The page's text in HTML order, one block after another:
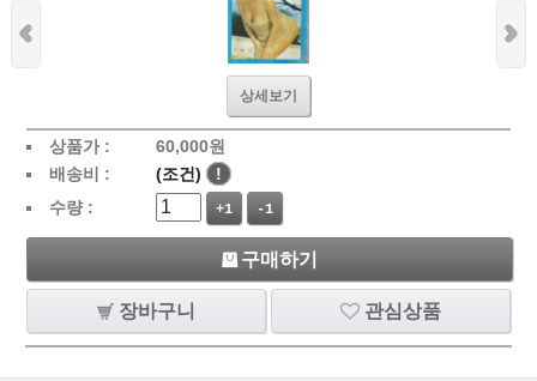
상세보기
상품가 : 60,000원
배송비 :
(조건)
!
수량 :
+1 -1
구매하기
장바구니 관심상품